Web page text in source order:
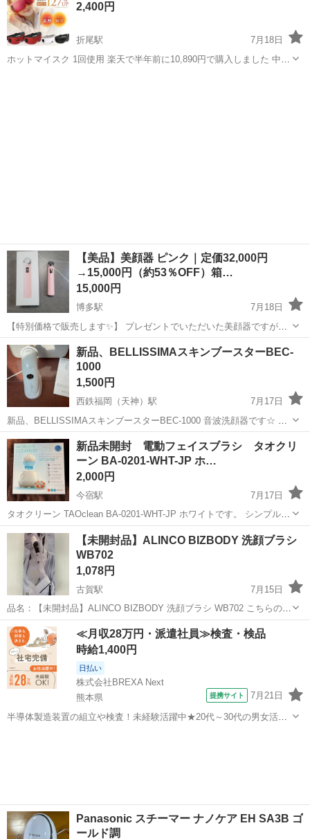
2,400円
折尾駅
7月18日
ホットマイスク 1回使用 楽天で半年前に10,890円で購入しました 中古
【美品】美顔器 ピンク｜定価32,000円
→15,000円（約53％OFF）箱…
15,000円
博多駅
7月18日
【特別価格で販売します✨】 プレゼントでいただいた美顔器ですが、
ほとんど使用する機会がなかったため出品いたします。 定価32,000円
の商品を、約53％OFFの15,000円でお譲りします。
─────────────...
福岡 福岡市 博多駅 美顔器
新品、BELLISSIMAスキンブースターBEC-
1000
1,500円
西鉄福岡（天神）駅
7月17日
新品、BELLISSIMAスキンブースターBEC-1000 音波洗顔器です☆ 未
使用です！ BELLISSIMA 【サイズ】本体＋ブラシ：(約)幅11.3×奥
行き5.2×高さ13.5cm 本体＋充電台：(約)幅11...
福岡 福岡市 西鉄福岡（天神）駅 美容家電 ブラシ
新品未開封 電動フェイスブラシ タオクリ
ーン BA-0201-WHT-JP ホ…
2,000円
今宿駅
7月17日
タオクリーン TAOclean BA-0201-WHT-JP ホワイトです。 シンプルな
見た目で、洗面台に置いていても邪魔になりません。 洗顔後にドック
に置いておくと、充電、殺菌、乾燥を自動でしてくれるのでとても便
利です。 ...
福岡 福岡市 今宿駅 美容家電
【未開封品】ALINCO BIZBODY 洗顔ブラシ
WB702
1,078円
古賀駅
7月15日
品名：【未開封品】ALINCO BIZBODY 洗顔ブラシ WB702 こちらの商
品は店頭引き取り限定です。 記載の店舗にお引き取りに来られる方の
みご連絡をお願いいたします。 ◆状態 ・未使用・未開封品で...
福岡 古賀市 古賀駅 美容家電 ALINCO
≪月収28万円・派遣社員≫検査・検品
時給1,400円
日払い
株式会社BREXA Next
熊本県
提携サイト 7月21日
半導体製造装置の組立や検査！未経験活躍中★20代～30代の男女活躍
Panasonic スチーマー ナノケア EH SA3B ゴ
ールド調